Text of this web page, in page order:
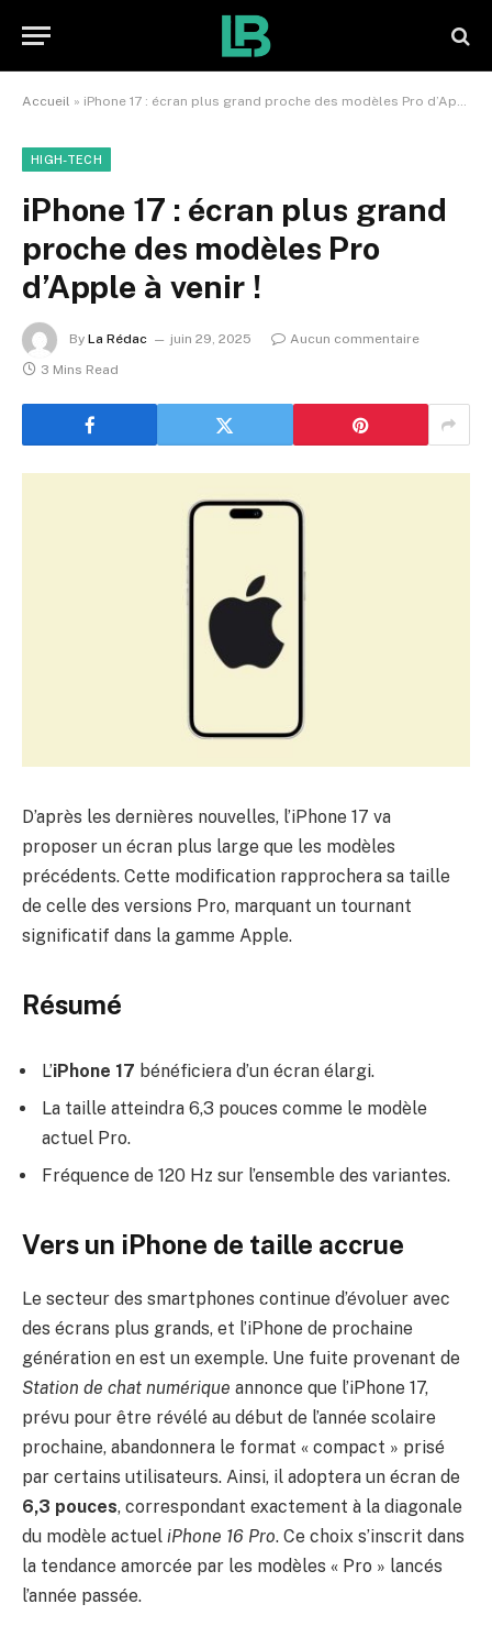
Accueil » iPhone 17 : écran plus grand proche des modèles Pro d’Apple à venir !
HIGH-TECH
iPhone 17 : écran plus grand
proche des modèles Pro
d’Apple à venir !
By La Rédac juin 29, 2025
Aucun commentaire
3 Mins Read
D’après les dernières nouvelles, l’iPhone 17 va
proposer un écran plus large que les modèles
précédents. Cette modification rapprochera sa taille
de celle des versions Pro, marquant un tournant
significatif dans la gamme Apple.
Résumé
L’iPhone 17 bénéficiera d’un écran élargi.
La taille atteindra 6,3 pouces comme le modèle
actuel Pro.
Fréquence de 120 Hz sur l’ensemble des variantes.
Vers un iPhone de taille accrue
Le secteur des smartphones continue d’évoluer avec
des écrans plus grands, et l’iPhone de prochaine
génération en est un exemple. Une fuite provenant de
Station de chat numérique annonce que l’iPhone 17,
prévu pour être révélé au début de l’année scolaire
prochaine, abandonnera le format « compact » prisé
par certains utilisateurs. Ainsi, il adoptera un écran de
6,3 pouces, correspondant exactement à la diagonale
du modèle actuel iPhone 16 Pro. Ce choix s’inscrit dans
la tendance amorcée par les modèles « Pro » lancés
l’année passée.